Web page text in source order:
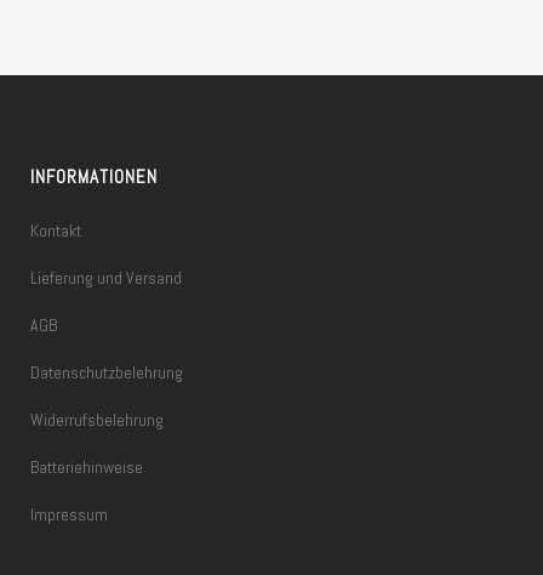
INFORMATIONEN
Kontakt
Lieferung und Versand
AGB
Datenschutzbelehrung
Widerrufsbelehrung
Batteriehinweise
Impressum